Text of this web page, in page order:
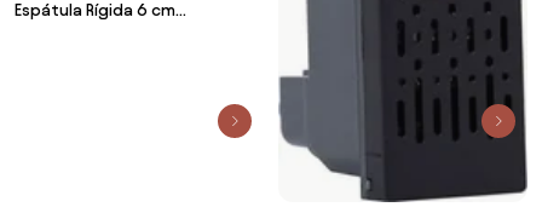
Espátula Rígida 6 cm